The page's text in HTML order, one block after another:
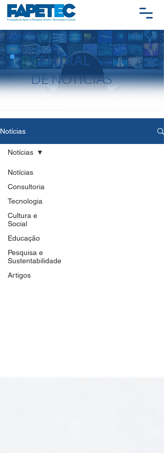
CENTRAL
DE NOTÍCIAS
Notícias
Notícias
Consultoria
Tecnologia
Cultura e
Social
Educação
Pesquisa e
Sustentabilidade
Artigos
Notícias